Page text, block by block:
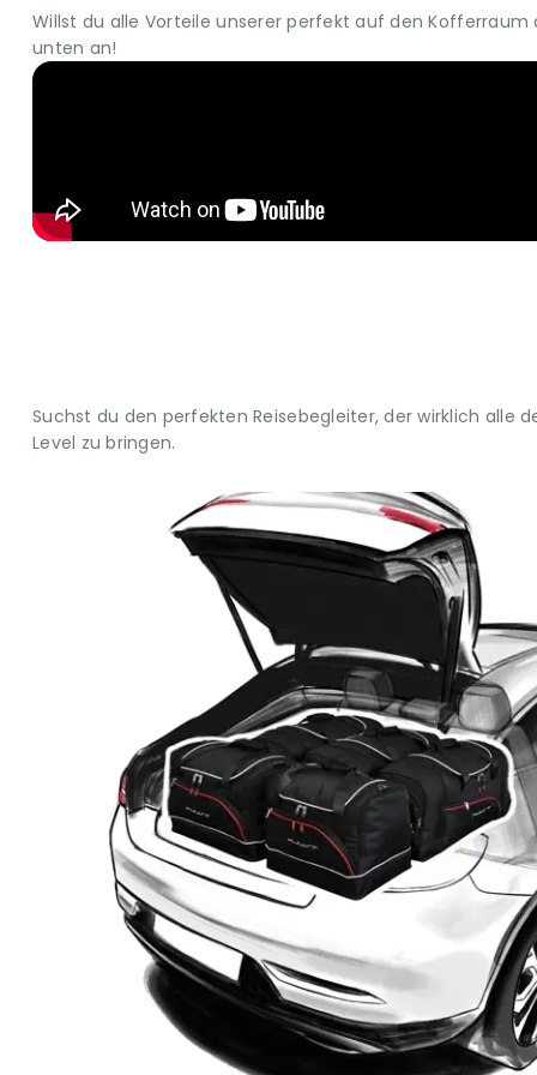
Willst du alle Vorteile unserer perfekt auf den
unten an!
Suchst du den perfekten Reisebegleiter, der wirklich alle
Level zu bringen.